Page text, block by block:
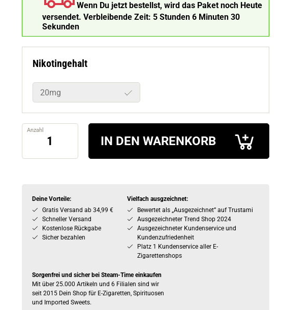
Wenn Du jetzt bestellst, wird das Paket noch Heute
versendet. Verbleibende Zeit: 5 Stunden 6 Minuten 29
Sekunden
Nikotingehalt
20mg
Anzahl
IN DEN WARENKORB
Deine Vorteile:
Gratis Versand ab 34,99 €
Schneller Versand
Kostenlose Rückgabe
Sicher bezahlen
Vielfach ausgzeichnet:
Bewertet als „Ausgezeichnet” auf Trustami
Ausgezeichneter Trend Shop 2024
Ausgezeichneter Kundenservice und
Kundenzufriedenheit
Platz 1 Kundenservice aller E-
Zigarettenshops
Sorgenfrei und sicher bei Steam-Time einkaufen
Mit über 25.000 Artikeln und 6 Filialen sind wir
seit 2015 Dein Shop für E-Zigaretten, Spirituosen
und Imported Sweets.